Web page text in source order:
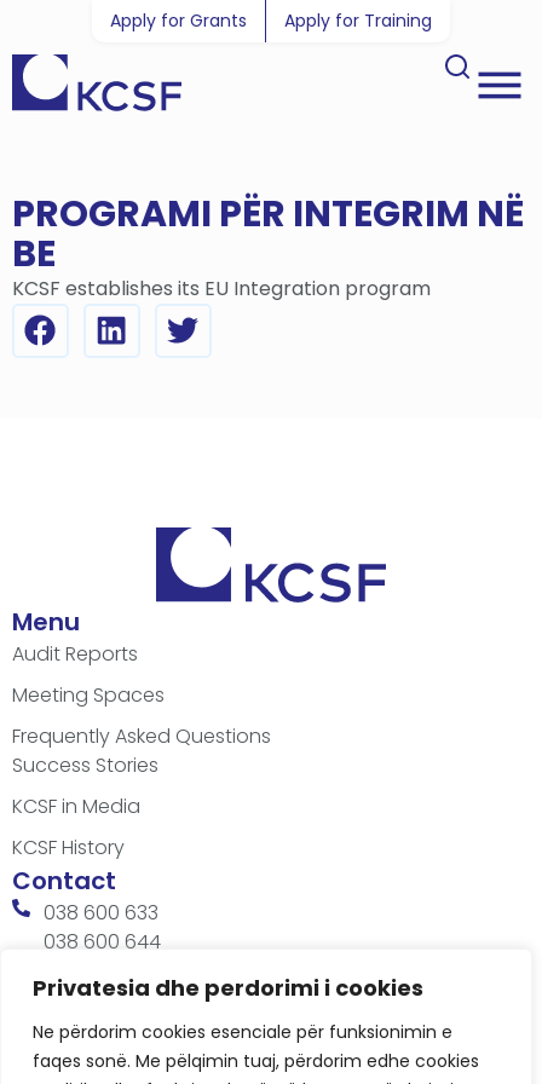
Privatesia dhe perdorimi i cookies
Ne përdorim cookies esenciale për funksionimin e
faqes sonë. Me pëlqimin tuaj, përdorim edhe cookies
Apply for Grants Apply for Training
PROGRAMI PËR INTEGRIM NË
BE
KCSF establishes its EU Integration program
Menu
Audit Reports
Meeting Spaces
Frequently Asked Questions
Success Stories
KCSF in Media
KCSF History
Contact
038 600 633
038 600 644
office@kcsfoundation.org
Besa Imami, Lam A, H1, Kat.12, nr. 65-1, Lakrishtë,
Prishtinë, Kosovë.